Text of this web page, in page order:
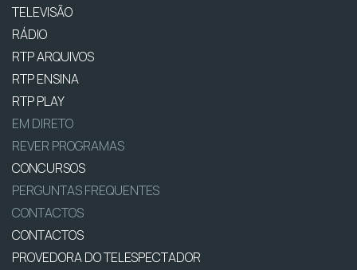
TELEVISÃO
RÁDIO
RTP ARQUIVOS
RTP ENSINA
RTP PLAY
EM DIRETO
REVER PROGRAMAS
CONCURSOS
PERGUNTAS FREQUENTES
CONTACTOS
CONTACTOS
PROVEDORA DO TELESPECTADOR